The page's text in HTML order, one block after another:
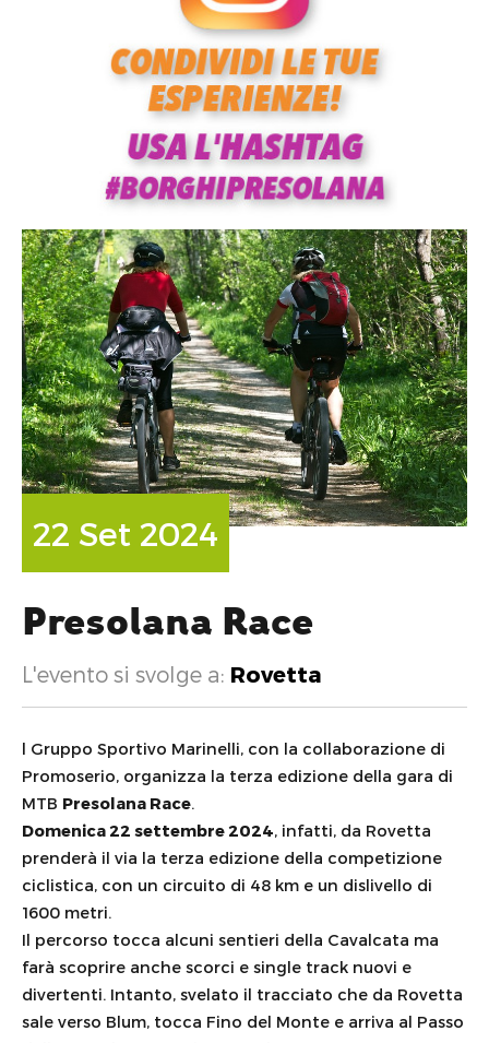
22 Set 2024
Presolana Race
L'evento si svolge a: Rovetta
l Gruppo Sportivo Marinelli, con la collaborazione di
Promoserio, organizza la terza edizione della gara di
MTB Presolana Race.
Domenica 22 settembre 2024, infatti, da Rovetta
prenderà il via la terza edizione della competizione
ciclistica, con un circuito di 48 km e un dislivello di
1600 metri.
Il percorso tocca alcuni sentieri della Cavalcata ma
farà scoprire anche scorci e single track nuovi e
divertenti. Intanto, svelato il tracciato che da Rovetta
sale verso Blum, tocca Fino del Monte e arriva al Passo